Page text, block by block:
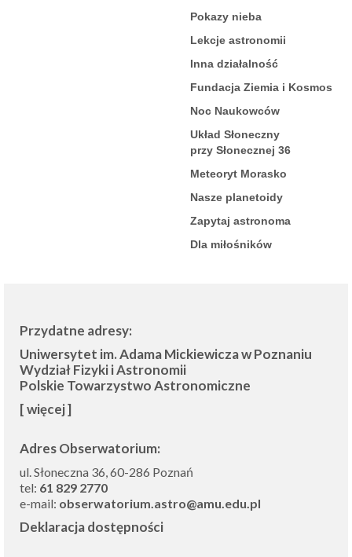
Pokazy nieba
Lekcje astronomii
Inna działalność
Fundacja Ziemia i Kosmos
Noc Naukowców
Układ Słoneczny
przy Słonecznej 36
Meteoryt Morasko
Nasze planetoidy
Zapytaj astronoma
Dla miłośników
Przydatne adresy:
Uniwersytet im. Adama Mickiewicza w Poznaniu
Wydział Fizyki i Astronomii
Polskie Towarzystwo Astronomiczne
[ więcej ]
Adres Obserwatorium:
ul. Słoneczna 36, 60-286 Poznań
tel: 61 829 2770
e-mail: obserwatorium.astro@amu.edu.pl
Deklaracja dostępności